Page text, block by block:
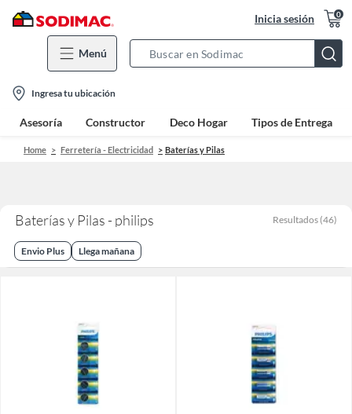
Inicia sesión 0
Menú
Bar
location-
icon
Ingresa tu ubicación
Asesoría Constructor Deco Hogar Tipos de Entrega
Home Ferretería - Electricidad Baterías y Pilas
Baterías y Pilas - philips Resultados (46)
Envio Plus Llega mañana